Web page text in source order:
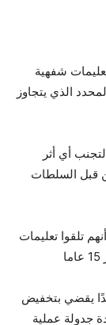
شفهية
الذي يتجاوز
أي أثر
قبل السلطات
تلقوا تعليمات
في فصلها 412 إجراءً جديدًا يقضي بتخفيض
جدولة عملية